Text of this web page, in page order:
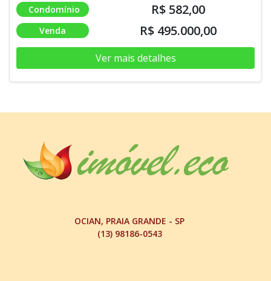
Condomínio R$ 582,00
Venda R$ 495.000,00
Ver mais detalhes
OCIAN, PRAIA GRANDE - SP
(13) 98186-0543